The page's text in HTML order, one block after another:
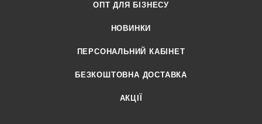
ОПТ ДЛЯ БІЗНЕСУ
НОВИНКИ
ПЕРСОНАЛЬНИЙ КАБІНЕТ
БЕЗКОШТОВНА ДОСТАВКА
АКЦІЇ